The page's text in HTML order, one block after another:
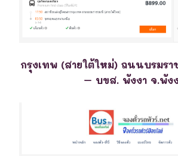
กรุงเทพ (สายใต้ใหม่) ถนนบรมร
– บขส. พังงา จ.พัง